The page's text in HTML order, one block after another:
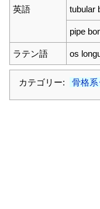
英語 tubular
pipe
ラテン語 os
カテゴリー: 骨格系